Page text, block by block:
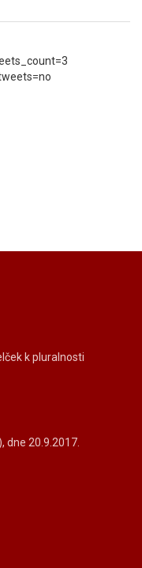
k pluralnosti
dne 20.9.2017.